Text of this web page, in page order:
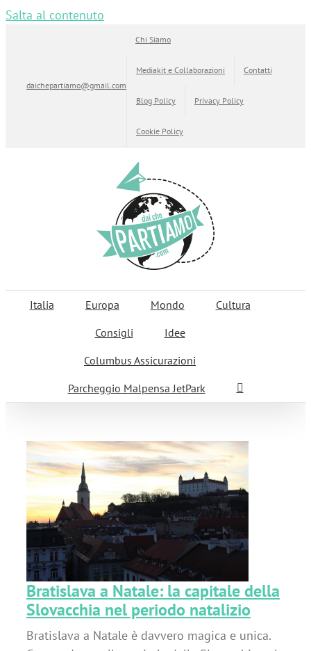
Salta al contenuto
daichepartiamo@gmail.com
Chi Siamo
Mediakit e Collaborazioni Contatti
Blog Policy Privacy Policy
Cookie Policy
Italia Europa Mondo
Cultura
Consigli
Idee
Columbus Assicurazioni
Parcheggio Malpensa JetPark
Bratislava a Natale: la capitale della
Slovacchia nel periodo natalizio
Bratislava a Natale è davvero magica e unica.